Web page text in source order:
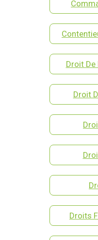
Droit
Droit
Droits